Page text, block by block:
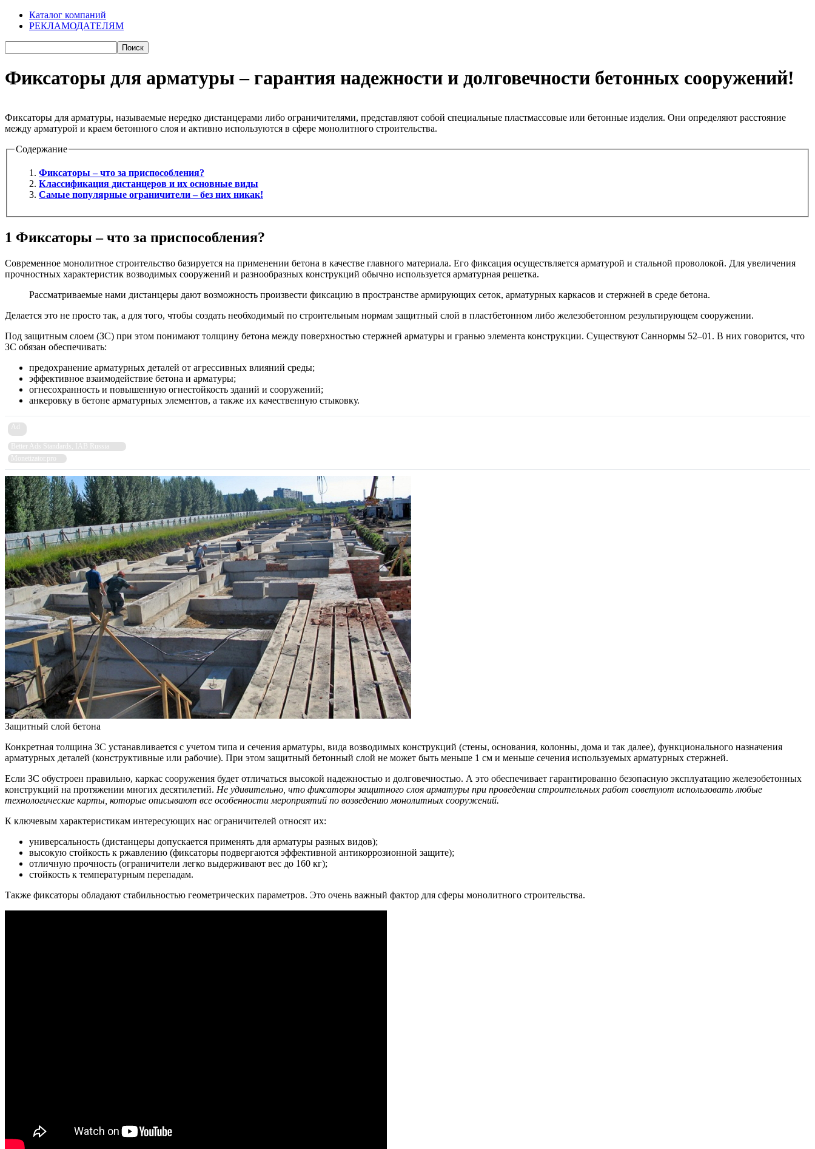
Каталог компаний
РЕКЛАМОДАТЕЛЯМ
Фиксаторы для арматуры – гарантия надежности и долговечности бетонных сооружений!
Фиксаторы для арматуры, называемые нередко дистанцерами либо ограничителями, представляют собой специальные пластмассовые или бетонные изделия. Они определяют расстояние
между арматурой и краем бетонного слоя и активно используются в сфере монолитного строительства.
Содержание
Фиксаторы – что за приспособления?
Классификация дистанцеров и их основные виды
Самые популярные ограничители – без них никак!
1 Фиксаторы – что за приспособления?
Современное монолитное строительство базируется на применении бетона в качестве главного материала. Его фиксация осуществляется арматурой и стальной проволокой. Для увеличения
прочностных характеристик возводимых сооружений и разнообразных конструкций обычно используется арматурная решетка.
Рассматриваемые нами дистанцеры дают возможность произвести фиксацию в пространстве армирующих сеток, арматурных каркасов и стержней в среде бетона.
Делается это не просто так, а для того, чтобы создать необходимый по строительным нормам защитный слой в пластбетонном либо железобетонном результирующем сооружении.
Под защитным слоем (ЗС) при этом понимают толщину бетона между поверхностью стержней арматуры и гранью элемента конструкции. Существуют Саннормы 52–01. В них говорится, что
ЗС обязан обеспечивать:
предохранение арматурных деталей от агрессивных влияний среды;
эффективное взаимодействие бетона и арматуры;
огнесохранность и повышенную огнестойкость зданий и сооружений;
анкеровку в бетоне арматурных элементов, а также их качественную стыковку.
Ad
Better Ads Standards, IAB Russia
Monetizator.pro
Защитный слой бетона
Конкретная толщина ЗС устанавливается с учетом типа и сечения арматуры, вида возводимых конструкций (стены, основания, колонны, дома и так далее), функционального назначения
арматурных деталей (конструктивные или рабочие). При этом защитный бетонный слой не может быть меньше 1 см и меньше сечения используемых арматурных стержней.
Если ЗС обустроен правильно, каркас сооружения будет отличаться высокой надежностью и долговечностью. А это обеспечивает гарантированно безопасную эксплуатацию железобетонных
конструкций на протяжении многих десятилетий. Не удивительно, что фиксаторы защитного слоя арматуры при проведении строительных работ советуют использовать любые
технологические карты, которые описывают все особенности мероприятий по возведению монолитных сооружений.
К ключевым характеристикам интересующих нас ограничителей относят их:
универсальность (дистанцеры допускается применять для арматуры разных видов);
высокую стойкость к ржавлению (фиксаторы подвергаются эффективной антикоррозионной защите);
отличную прочность (ограничители легко выдерживают вес до 160 кг);
стойкость к температурным перепадам.
Также фиксаторы обладают стабильностью геометрических параметров. Это очень важный фактор для сферы монолитного строительства.